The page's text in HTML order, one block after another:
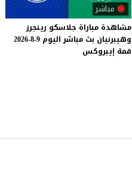
مباشر
مشاهدة مباراة جلاسكو رينجرز
وهيبرنيان بث مباشر اليوم 9-8-2026
قمة إيبروكس